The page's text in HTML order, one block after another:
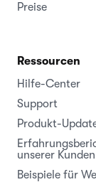
Preise
Ressourcen
Hilfe-Center
Support
Produkt-
unserer Kunden
Beispiele für